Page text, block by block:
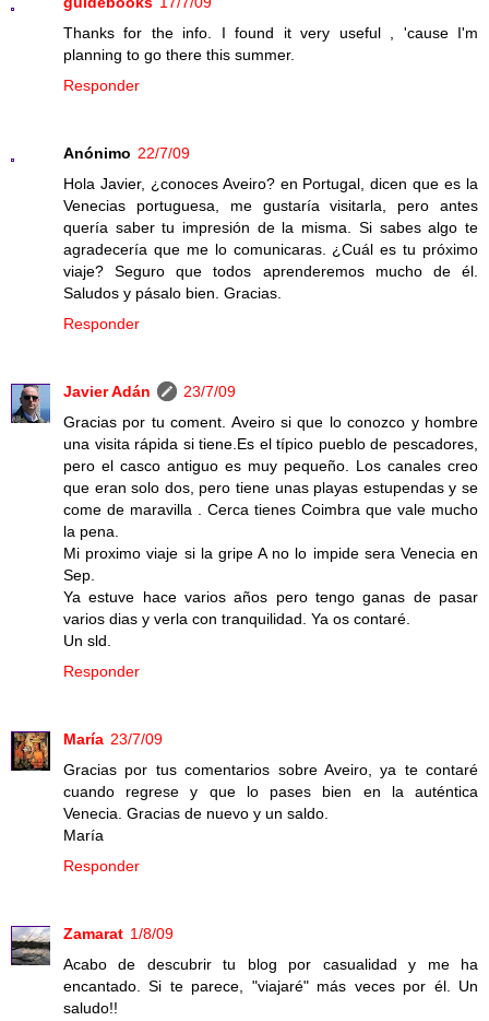
Thanks for the info. I found it very useful , 'cause I'm
planning to go there this summer.
Responder
Anónimo 22/7/09
Hola Javier, ¿conoces Aveiro? en Portugal, dicen que es la
Venecias portuguesa, me gustaría visitarla, pero antes
quería saber tu impresión de la misma. Si sabes algo te
agradecería que me lo comunicaras. ¿Cuál es tu próximo
viaje? Seguro que todos aprenderemos mucho de él.
Saludos y pásalo bien. Gracias.
Responder
Javier Adán
23/7/09
Gracias por tu coment. Aveiro si que lo conozco y hombre
una visita rápida si tiene.Es el típico pueblo de pescadores,
pero el casco antiguo es muy pequeño. Los canales creo
que eran solo dos, pero tiene unas playas estupendas y se
come de maravilla . Cerca tienes Coimbra que vale mucho
la pena.
Mi proximo viaje si la gripe A no lo impide sera Venecia en
Sep.
Ya estuve hace varios años pero tengo ganas de pasar
varios dias y verla con tranquilidad. Ya os contaré.
Un sld.
Responder
María 23/7/09
Gracias por tus comentarios sobre Aveiro, ya te contaré
cuando regrese y que lo pases bien en la auténtica
Venecia. Gracias de nuevo y un saldo.
María
Responder
Zamarat 1/8/09
Acabo de descubrir tu blog por casualidad y me ha
encantado. Si te parece, "viajaré" más veces por él. Un
saludo!!